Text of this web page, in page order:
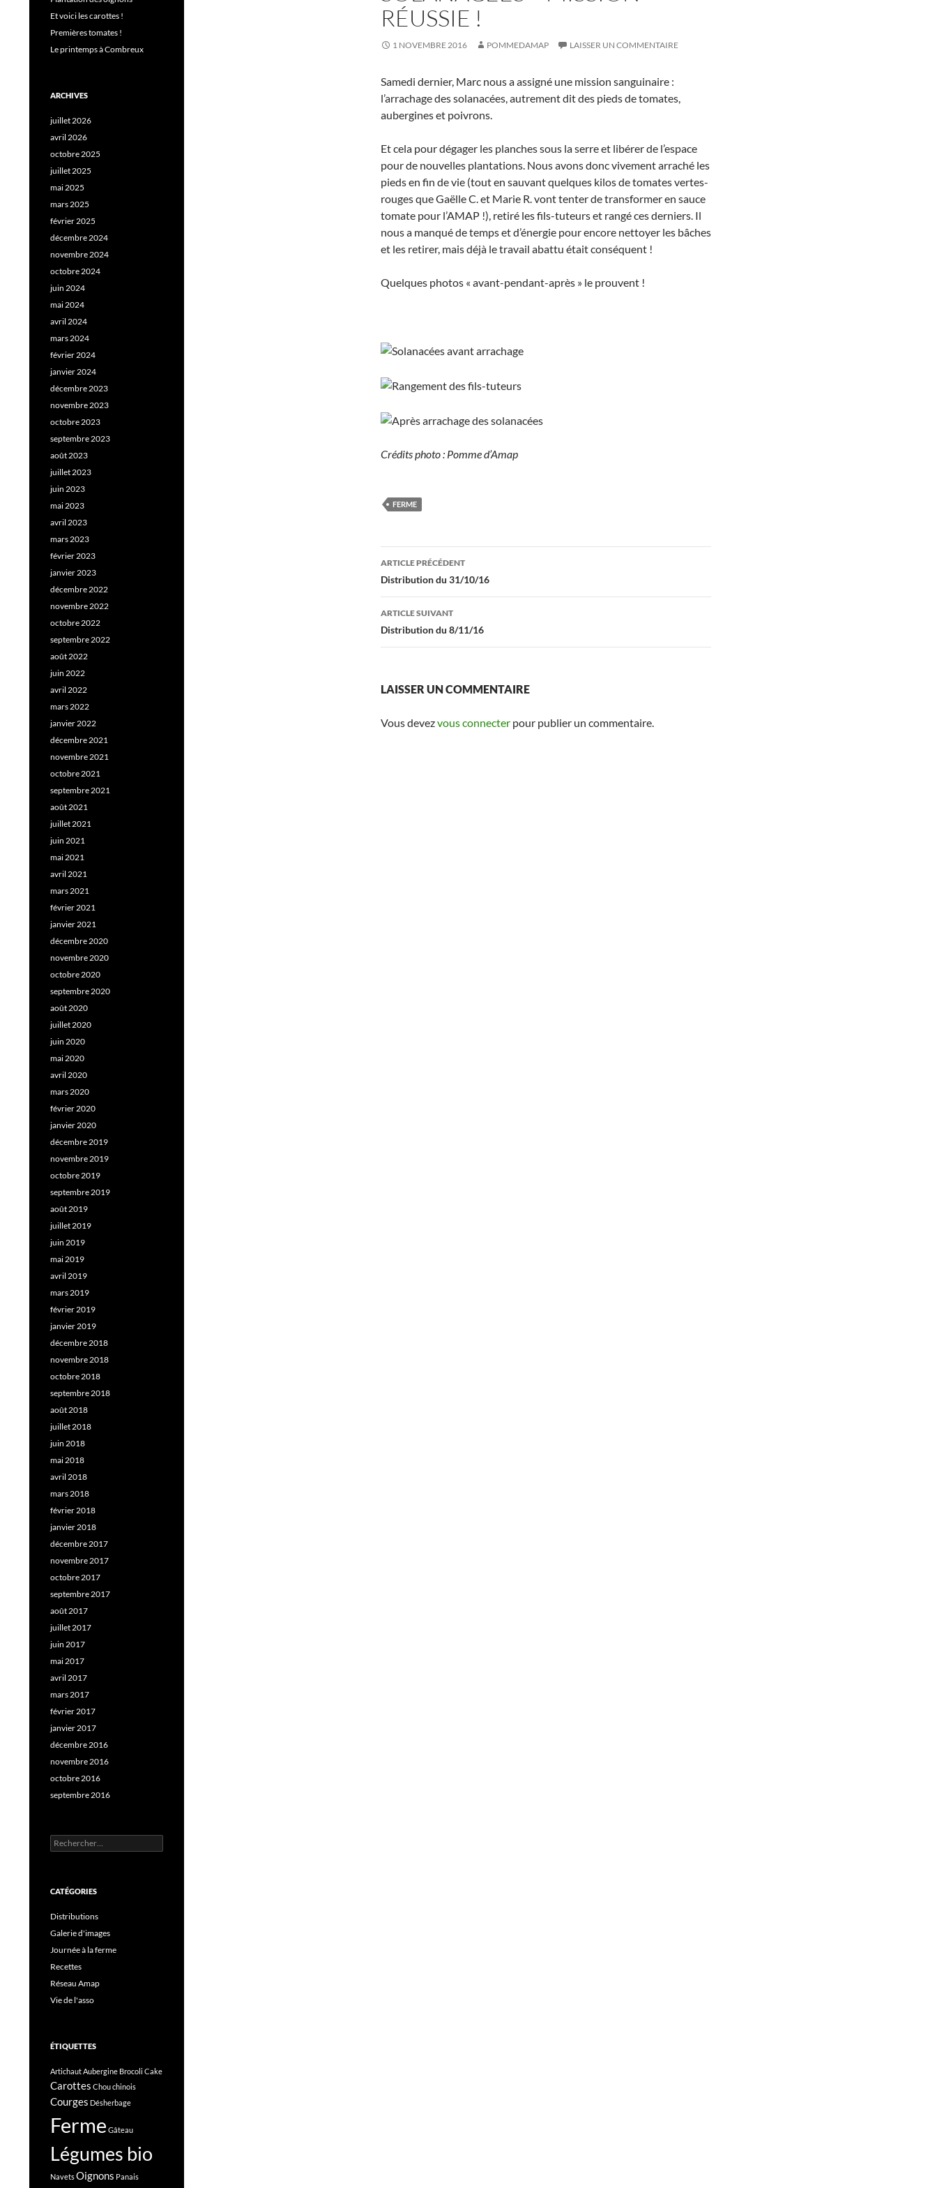
RÉUSSIE !
1 NOVEMBRE 2016 POMMEDAMAP LAISSER UN COMMENTAIRE
Samedi dernier, Marc nous a assigné une mission sanguinaire :
l’arrachage des solanacées, autrement dit des pieds de tomates,
aubergines et poivrons.
Et cela pour dégager les planches sous la serre et libérer de l’espace
pour de nouvelles plantations. Nous avons donc vivement arraché les
pieds en fin de vie (tout en sauvant quelques kilos de tomates vertes-
rouges que Gaëlle C. et Marie R. vont tenter de transformer en sauce
tomate pour l’AMAP !), retiré les fils-tuteurs et rangé ces derniers. Il
nous a manqué de temps et d’énergie pour encore nettoyer les bâches
et les retirer, mais déjà le travail abattu était conséquent !
Quelques photos « avant-pendant-après » le prouvent !
Crédits photo : Pomme d’Amap
FERME
Navigation
des
articles
ARTICLE PRÉCÉDENT
Distribution du 31/10/16
ARTICLE SUIVANT
Distribution du 8/11/16
LAISSER UN COMMENTAIRE
Vous devezvous connecter pour publier un commentaire.
Et voici les carottes !
Premières tomates !
Le printemps à Combreux
ARCHIVES
juillet 2026
avril 2026
octobre 2025
juillet 2025
mai 2025
mars 2025
février 2025
décembre 2024
novembre 2024
octobre 2024
juin 2024
mai 2024
avril 2024
mars 2024
février 2024
janvier 2024
décembre 2023
novembre 2023
octobre 2023
septembre 2023
août 2023
juillet 2023
juin 2023
mai 2023
avril 2023
mars 2023
février 2023
janvier 2023
décembre 2022
novembre 2022
octobre 2022
septembre 2022
août 2022
juin 2022
avril 2022
mars 2022
janvier 2022
décembre 2021
novembre 2021
octobre 2021
septembre 2021
août 2021
juillet 2021
juin 2021
mai 2021
avril 2021
mars 2021
février 2021
janvier 2021
décembre 2020
novembre 2020
octobre 2020
septembre 2020
août 2020
juillet 2020
juin 2020
mai 2020
avril 2020
mars 2020
février 2020
janvier 2020
décembre 2019
novembre 2019
octobre 2019
septembre 2019
août 2019
juillet 2019
juin 2019
mai 2019
avril 2019
mars 2019
février 2019
janvier 2019
décembre 2018
novembre 2018
octobre 2018
septembre 2018
août 2018
juillet 2018
juin 2018
mai 2018
avril 2018
mars 2018
février 2018
janvier 2018
décembre 2017
novembre 2017
octobre 2017
septembre 2017
août 2017
juillet 2017
juin 2017
mai 2017
avril 2017
mars 2017
février 2017
janvier 2017
décembre 2016
novembre 2016
octobre 2016
septembre 2016
Rechercher :
CATÉGORIES
Distributions
Galerie d'images
Journée à la ferme
Recettes
Réseau Amap
Vie de l'asso
ÉTIQUETTES
ArtichautAubergine Brocoli Cake
Carottes Chou chinois
Courges Désherbage
Ferme Gâteau
Légumes bio
NavetsOignons Panais